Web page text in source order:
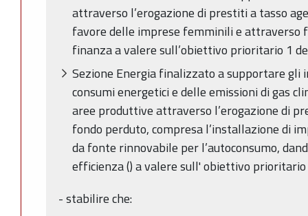
attraverso l’erogazione di prestiti a tasso
favore delle imprese femminili e attraverso
finanza a valere sull’obiettivo prioritario 1
Sezione Energia finalizzato a supportare gli
consumi energetici e delle emissioni di gas
aree produttive attraverso l’erogazione di
fondo perduto, compresa l’installazione di
da fonte rinnovabile per l’autoconsumo,
efficienza () a valere sull' obiettivo
- stabilire che: